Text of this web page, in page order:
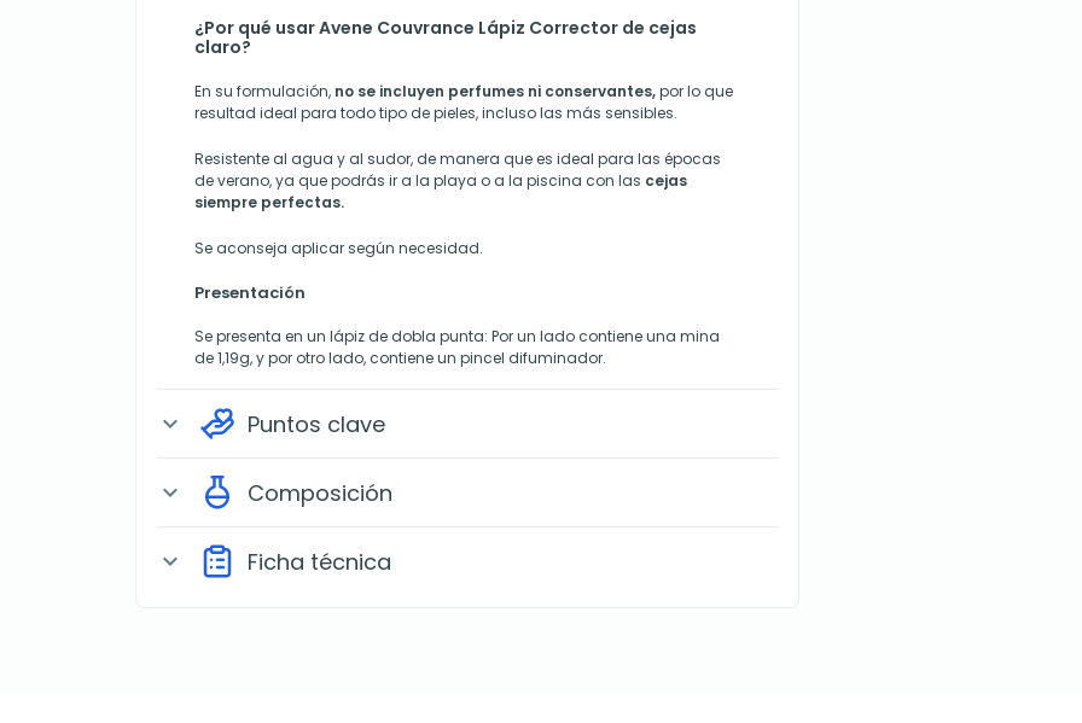
¿Por qué usar Avene Couvrance Lápiz Corrector de cejas
claro?
En su formulación, no se incluyen perfumes ni conservantes,por lo que
resultad ideal para todo tipo de pieles, incluso las más sensibles.
Resistente al agua y al sudor, de manera que es ideal para las épocas
de verano, ya que podrás ir a la playa o a la piscina con las cejas
siempre perfectas.
Se aconseja aplicar según necesidad.
Presentación
Se presenta en un lápiz de dobla punta: Por un lado contiene una mina
de 1,19g, y por otro lado, contiene un pincel difuminador.
expand_more Puntos clave
expand_more Composición
expand_more Ficha técnica